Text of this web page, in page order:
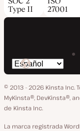
Type II
27001
Cambiar
idioma
© 2013 - 2026 Kinsta Inc.
MyKinsta®, DevKinsta®,
de Kinsta Inc.
La marca registrada